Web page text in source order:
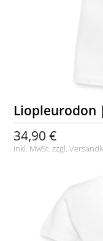
Liopleurodon
34,90 €
inkl. MwSt. zzgl.